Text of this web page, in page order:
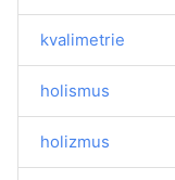
kvalimetrie
holismus
holizmus